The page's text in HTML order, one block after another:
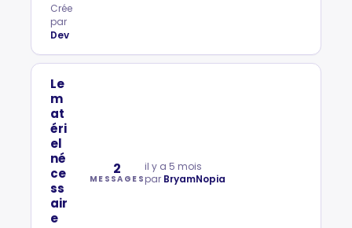
Crée
par
Dev
Le
m
at
éri
el
né
ce
ss
air
e
2
MESSAGES
il y a 5 mois
par BryamNopia